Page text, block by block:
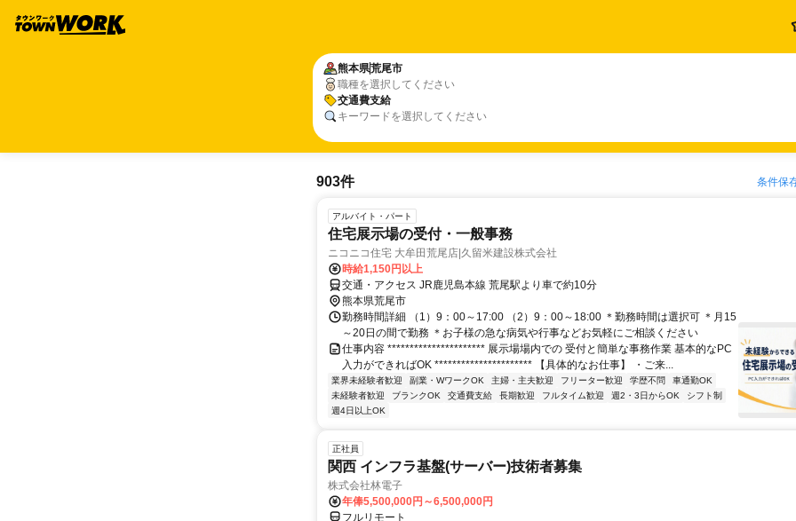
熊本県荒尾市
職種を選択してください
交通費支給
キーワードを選択してください
903件 条件保
アルバイト・パート
住宅展示場の受付・一般事務
ニコニコ住宅 大牟田荒尾店|久留米建設株式会社
時給1,150円以上
交通・アクセス JR鹿児島本線 荒尾駅より車で約10分
熊本県荒尾市
勤務時間詳細 （1）9：00～17:00 （2）9：00～18:00 ＊勤務時間は選択可 ＊月15
～20日の間で勤務 ＊お子様の急な病気や行事などお気軽にご相談ください
仕事内容 ********************** 展示場場内での 受付と簡単な事務作業 基本的なPC
入力ができればOK ********************** 【具体的なお仕事】 ・ご来...
業界未経験者歓迎 副業・WワークOK 主婦・主夫歓迎 フリーター歓迎 学歴不問
車通勤OK
未経験者歓迎
ブランクOK 交通費支給 長期歓迎 フルタイム歓迎 週2・3日からOK
シフト制
週4日以上OK
正社員
関西 インフラ基盤(サーバー)技術者募集
株式会社林電子
年俸5,500,000円～6,500,000円
フルリモート